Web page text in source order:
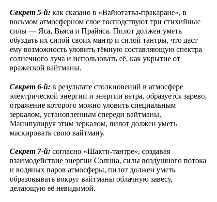
Секрет 5-й: как сказано в «Вайютатва-пракаране», в
восьмом атмосферном слое господствуют три стихийные
силы — Яса, Вьяса и Прайяса. Пилот должен уметь
обуздать их силой своих мантр и силой тантры, что даст
ему возможность уловить тёмную составляющую спектра
солнечного луча и использовать её, как укрытие от
вражеской вайтманы.
Секрет 6-й: в результате столкновений в атмосфере
электрической энергии и энергии ветра, образуется зарево,
отражение которого можно уловить специальным
зеркалом, установленным спереди вайтманы.
Манипулируя этим зеркалом, пилот должен уметь
маскировать свою вайтману.
Секрет 7-й: согласно «Шакти-тантре», создавая
взаимодействие энергии Солнца, силы воздушного потока
и водяных паров атмосферы, пилот должен уметь
образовывать вокруг вайтманы облачную завесу,
делающую её невидимой.